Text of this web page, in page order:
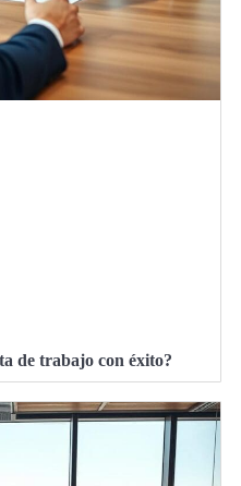
de trabajo con éxito?